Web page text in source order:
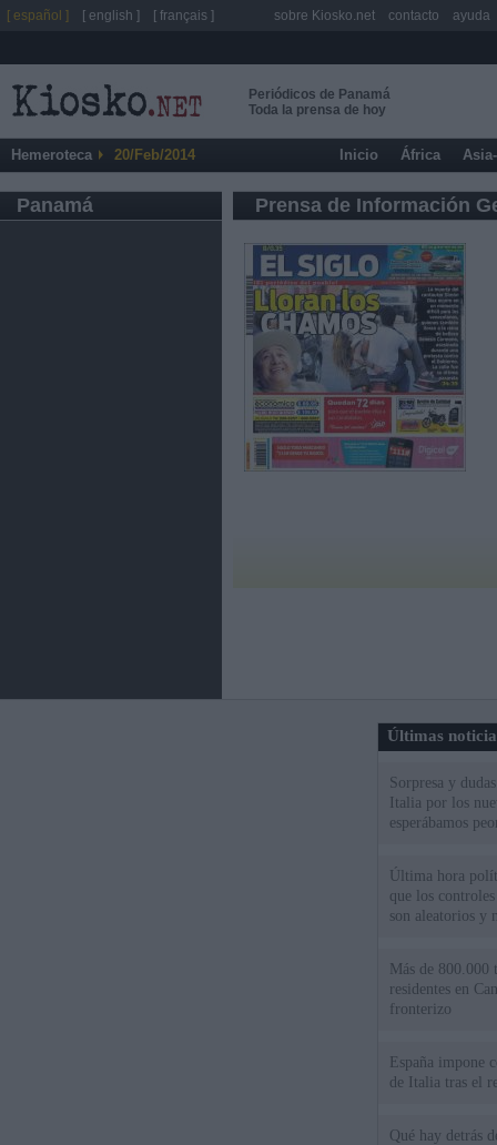
Periódicos de Panamá
Toda la prensa de hoy
Hemeroteca 20/Feb/2014 Inicio África
Panamá Prensa de Información
Últimas
Sorpresa y
Italia por los
esperábamos
Última hora
que los
son aleatorios y
Más de 800.000
residentes en
fronterizo
España impone
de Italia tras el
Qué hay detrás
[ español ] [ english ] [ français ] sobre Kiosko.net contacto ayuda